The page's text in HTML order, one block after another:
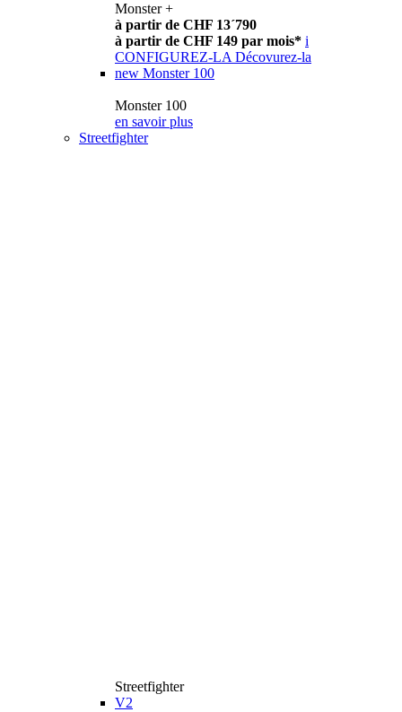
Monster +
à partir de CHF 13´790
à partir de CHF 149 par mois* i
CONFIGUREZ-LA Décovurez-la
new Monster 100
Monster 100
en savoir plus
Streetfighter
Streetfighter
V2